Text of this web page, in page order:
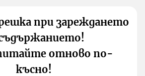
при зареждането
отново по-
късно!